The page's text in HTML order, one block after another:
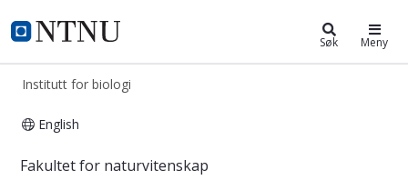
NTNU Hjemmeside
Institutt for biologi Søk Meny
Institutt for biologi
English
Institutt for biologi
Fakultet for naturvitenskap